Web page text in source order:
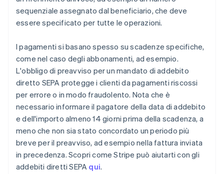
sequenziale assegnato dal beneficiario, che deve
essere specificato per tutte le operazioni.
I pagamenti si basano spesso su scadenze specifiche,
come nel caso degli abbonamenti, ad esempio.
L'obbligo di preavviso per un mandato di addebito
diretto SEPA protegge i clienti da pagamenti riscossi
per errore o in modo fraudolento. Nota che è
necessario informare il pagatore della data di addebito
e dell'importo almeno 14 giorni prima della scadenza, a
meno che non sia stato concordato un periodo più
breve per il preavviso, ad esempio nella fattura inviata
in precedenza. Scopri come Stripe può aiutarti con gli
addebiti diretti SEPA qui.